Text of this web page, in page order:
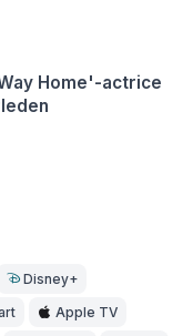
Home'-actrice
Disney+
Apple TV